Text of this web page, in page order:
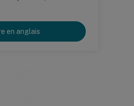
en anglais